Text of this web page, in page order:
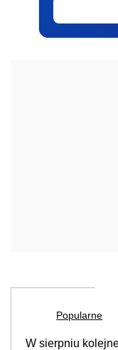
Popularne
W sierpniu